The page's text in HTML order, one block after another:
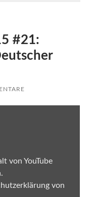
#21:
von YouTube
von